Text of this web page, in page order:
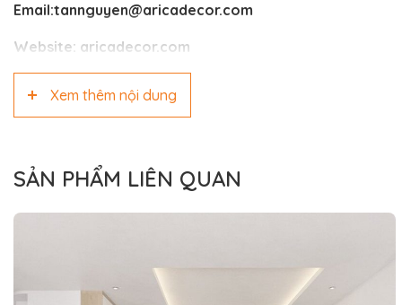
Email:tannguyen@aricadecor.com
Website: aricadecor.com
Xem thêm nội dung
SẢN PHẨM LIÊN QUAN